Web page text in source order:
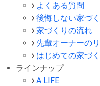
よくある質問
後悔しない家づ
家づくりの流れ
先輩オーナーの
はじめての家づ
ラインナップ
A LIFE